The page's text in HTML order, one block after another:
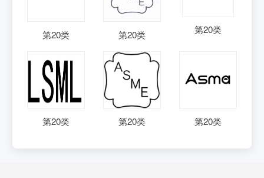
第20类 第20类 第20类
第20类 第20类 第20类